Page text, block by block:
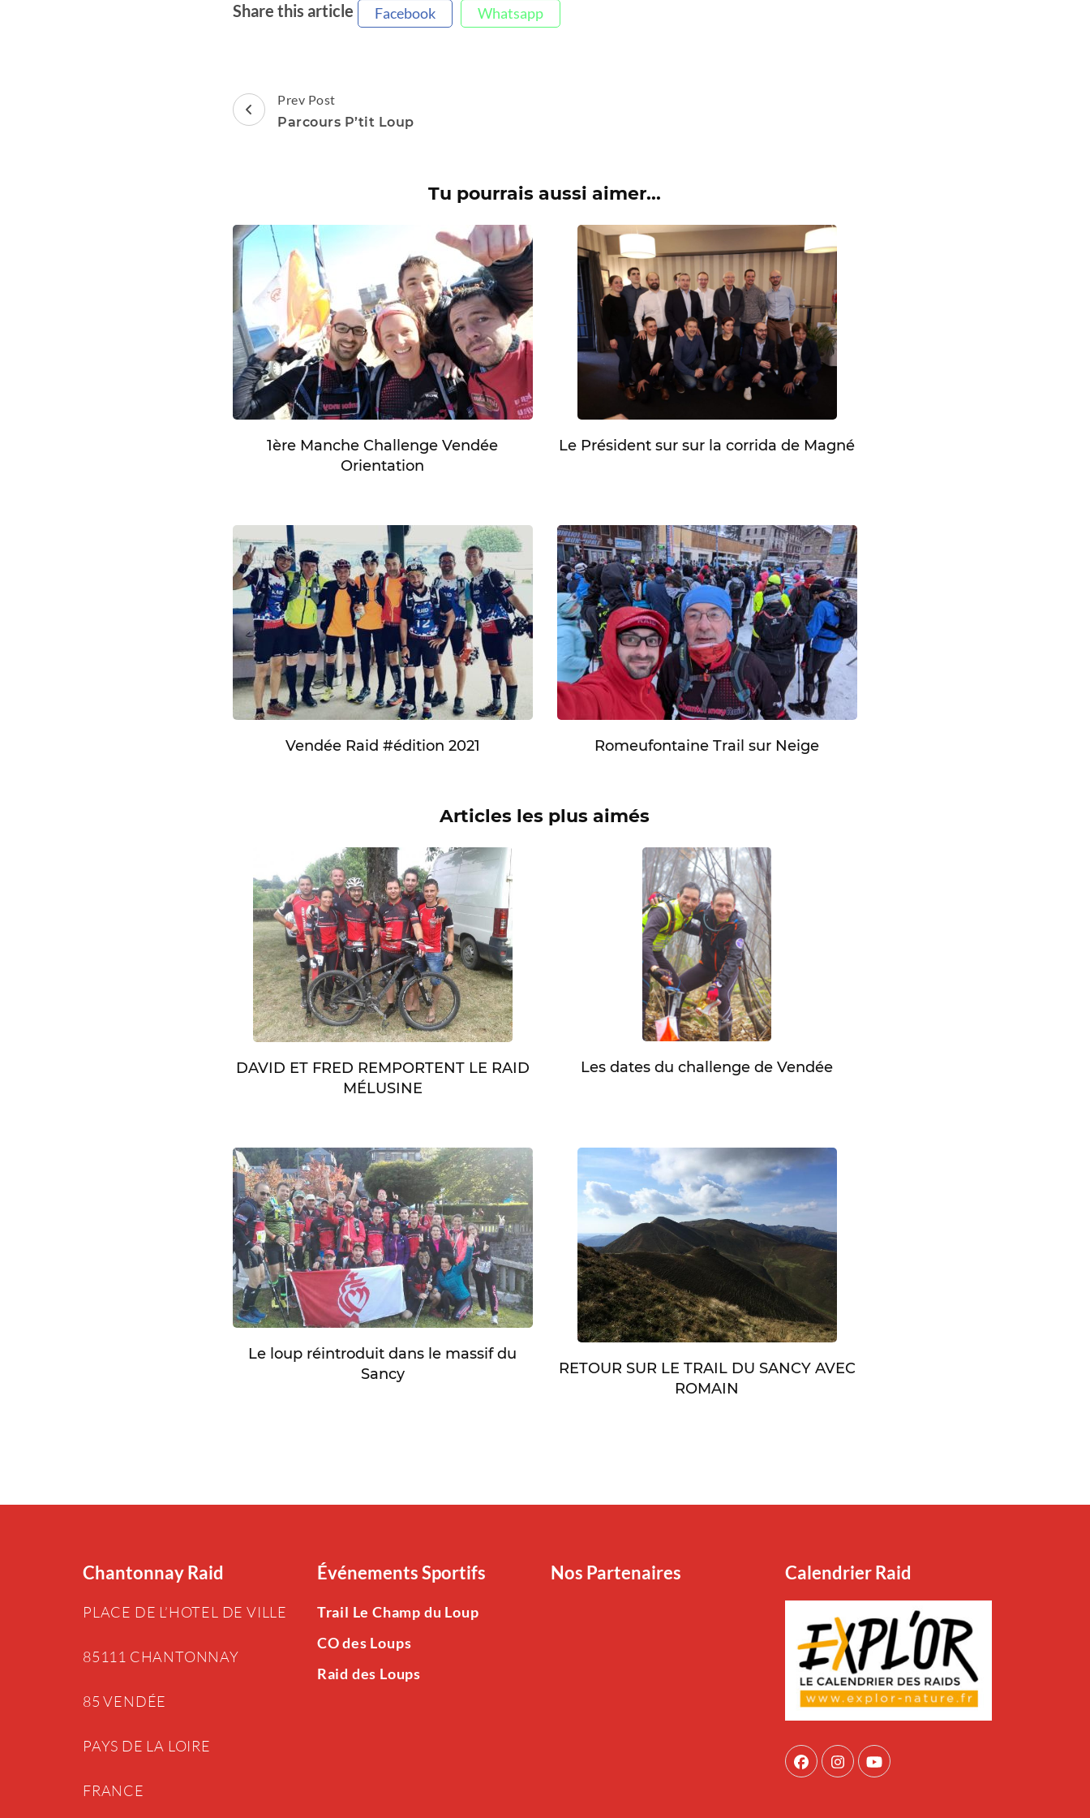
Share this article Facebook Whatsapp
Post
Navigation
Prev Post
Parcours P’tit Loup
Tu pourrais aussi aimer...
1ère Manche Challenge Vendée
Orientation
Le Président sur sur la corrida de Magné
Vendée Raid #édition 2021 Romeufontaine Trail sur Neige
Articles les plus aimés
DAVID ET FRED REMPORTENT LE RAID
MÉLUSINE
Les dates du challenge de Vendée
Le loup réintroduit dans le massif du
Sancy
RETOUR SUR LE TRAIL DU SANCY AVEC
ROMAIN
Chantonnay Raid
PLACE DE L’HOTEL DE VILLE
85111 CHANTONNAY
85 VENDÉE
PAYS DE LA LOIRE
FRANCE
Événements Sportifs
Trail Le Champ du Loup
CO des Loups
Raid des Loups
Nos Partenaires Calendrier Raid